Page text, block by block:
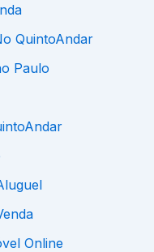
QuintoAndar
Paulo
Online